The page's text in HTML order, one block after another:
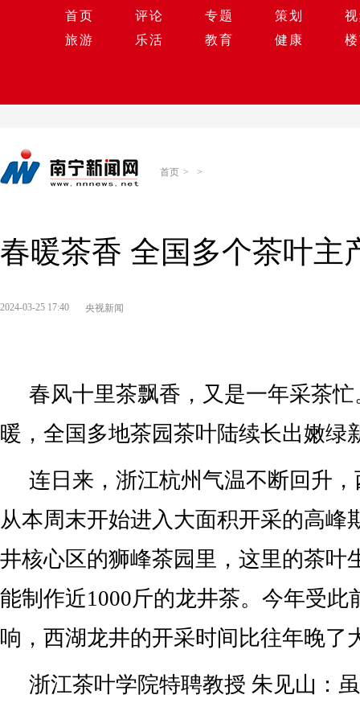
首页 评论 专题 策划
旅游
乐活 教育 健康
首页 > >
春暖茶香 全国多个茶叶主
2024-03-25 17:40 央视新闻
春风十里茶飘香，又是一年采茶
暖，全国多地茶园茶叶陆续长出嫩绿
连日来，浙江杭州气温不断回升
从本周末开始进入大面积开采的高峰
井核心区的狮峰茶园里，这里的茶叶
能制作近1000斤的龙井茶。今年受此
响，西湖龙井的开采时间比往年晚了
浙江茶叶学院特聘教授 朱见山：